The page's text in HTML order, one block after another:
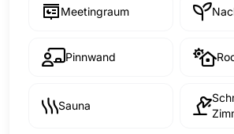
Meetingraum
Pinnwand
Sauna